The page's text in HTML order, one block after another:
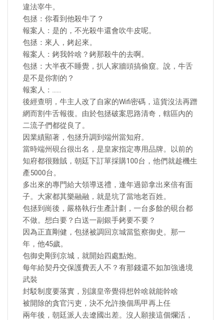
違法宰牛。
包拯：你看到他殺牛了？
報案人：是的，不光殺牛還會吹牛皮呢。
包拯：來人，銬起來。
報案人：銬我幹啥？銬那殺牛的去啊。
包拯：大半夜不睡覺，扒人家牆頭搞偷窺。說，牛舌
是不是你割的？
報案人：……
後經查明，牛主人改了自家的Wifi密碼，這貨沒法再蹭
網而割牛舌報復。由於包拯破案思路清奇，轄區內的
二流子們都從良了。
因業績顯著，包拯升調到端州當知府。
當時端州硯台很出名，是皇家指定專用品牌。以前的
知府都很雞賊，朝廷下訂單採購100台，他們就趁機生
產5000台。
多出來的專門給大領導送禮，逢年過節拿出來倍有面
子。大家都其樂融融，就是坑了當地老百姓。
包拯到崗後，嚴格執行生產計劃，一台多餘的硯台都
不做。想白要？白送一副銀手銬要不要？
因為正直剛健，包拯被調回京城當監察御史。那一
年，他45歲。
包御史剛到京城，就開始四處點炮。
每年給契丹交保護費丟人不？有那錢還不如加強邊境
武裝
封駁制度要落實，別讓皇帝覺得想幹啥就能幹啥
被開除的貪官污吏，決不允許換個馬甲再上任
兩年後，朝廷派人去遼國出差。沒人願接這個爛活，